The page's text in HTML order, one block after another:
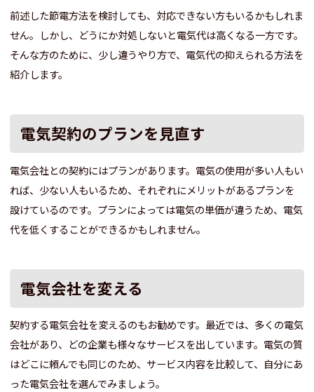
前述した節電方法を検討しても、対応できない方もいるかもしれま
せん。しかし、どうにか対処しないと電気代は高くなる一方です。
そんな方のために、少し違うやり方で、電気代の抑えられる方法を
紹介します。
電気契約のプランを見直す
電気会社との契約にはプランがあります。電気の使用が多い人もい
れば、少ない人もいるため、それぞれにメリットがあるプランを
設けているのです。プランによっては電気の単価が違うため、電気
代を低くすることができるかもしれません。
電気会社を変える
契約する電気会社を変えるのもお勧めです。最近では、多くの電気
会社があり、どの企業も様々なサービスを出しています。電気の質
はどこに頼んでも同じのため、サービス内容を比較して、自分にあ
った電気会社を選んでみましょう。